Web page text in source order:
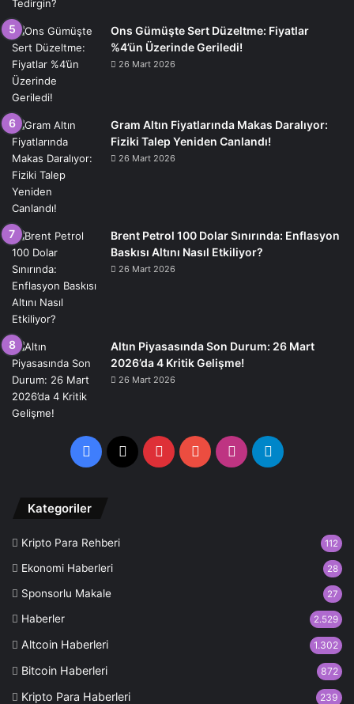
Ons Gümüşte Sert Düzeltme: Fiyatlar
%4’ün Üzerinde Geriledi!
26 Mart 2026
Gram Altın Fiyatlarında Makas Daralıyor:
Fiziki Talep Yeniden Canlandı!
26 Mart 2026
Brent Petrol 100 Dolar Sınırında: Enflasyon
Baskısı Altını Nasıl Etkiliyor?
26 Mart 2026
Altın Piyasasında Son Durum: 26 Mart
2026’da 4 Kritik Gelişme!
26 Mart 2026
Facebook PinterestYouTubeInstagramTelegram
Kategoriler
Kripto Para Rehberi 112
Ekonomi Haberleri 28
Sponsorlu Makale 27
Haberler 2.529
Altcoin Haberleri 1.302
Bitcoin Haberleri 872
Kripto Para Haberleri 239